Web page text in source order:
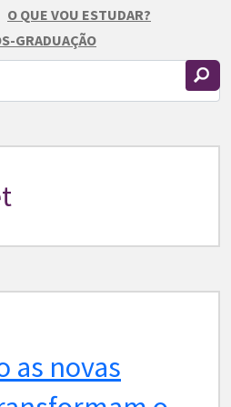
O QUE VOU ESTUDAR?
GRADUAÇÃO
as novas